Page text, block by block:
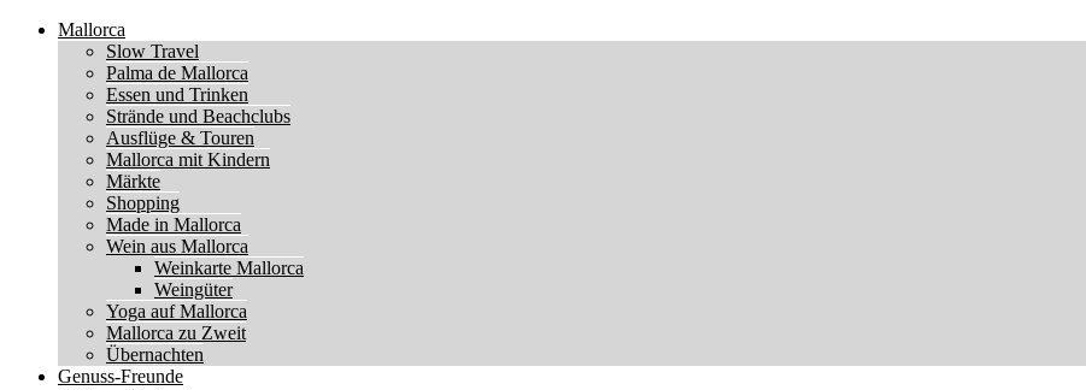
Mallorca
Slow Travel
Palma de Mallorca
Essen und Trinken
Strände und Beachclubs
Ausflüge & Touren
Mallorca mit Kindern
Märkte
Shopping
Made in Mallorca
Wein aus Mallorca
Weinkarte Mallorca
Weingüter
Yoga auf Mallorca
Mallorca zu Zweit
Übernachten
Genuss-Freunde